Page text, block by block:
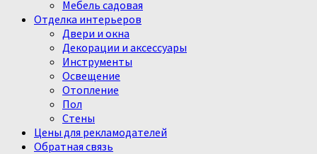
Мебель садовая
Отделка интерьеров
Двери и окна
Декорации и аксессуары
Инструменты
Освещение
Отопление
Пол
Стены
Цены для рекламодателей
Обратная связь